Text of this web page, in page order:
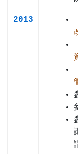
2013